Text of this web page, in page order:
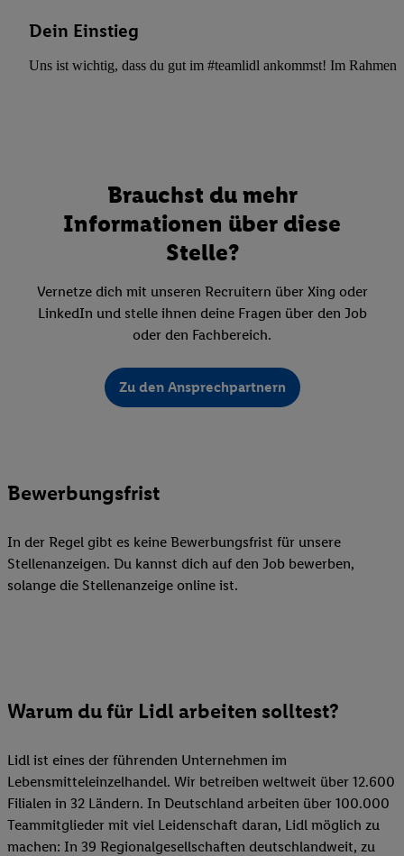
Dein Einstieg
Uns ist wichtig, dass du gut im #teamlidl ankommst! Im Rahmen
Brauchst du mehr
Informationen über diese
Stelle?
Vernetze dich mit unseren Recruitern über Xing oder
LinkedIn und stelle ihnen deine Fragen über den Job
oder den Fachbereich.
Zu den Ansprechpartnern
Bewerbungsfrist
In der Regel gibt es keine Bewerbungsfrist für unsere
Stellenanzeigen. Du kannst dich auf den Job bewerben,
solange die Stellenanzeige online ist.
Warum du für Lidl arbeiten solltest?
Lidl ist eines der führenden Unternehmen im
Lebensmitteleinzelhandel. Wir betreiben weltweit über 12.600
Filialen in 32 Ländern. In Deutschland arbeiten über 100.000
Teammitglieder mit viel Leidenschaft daran, Lidl möglich zu
machen: In 39 Regionalgesellschaften deutschlandweit, zu